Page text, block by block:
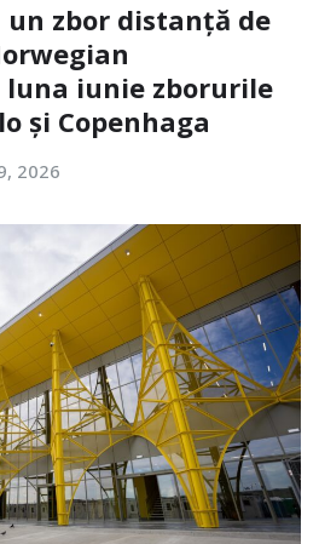
un zbor distanță de
luna iunie zborurile
și Copenhaga
2026